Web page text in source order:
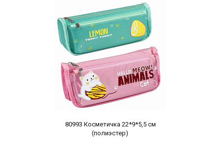
80993 Косметичка 22*9*5,5 cм